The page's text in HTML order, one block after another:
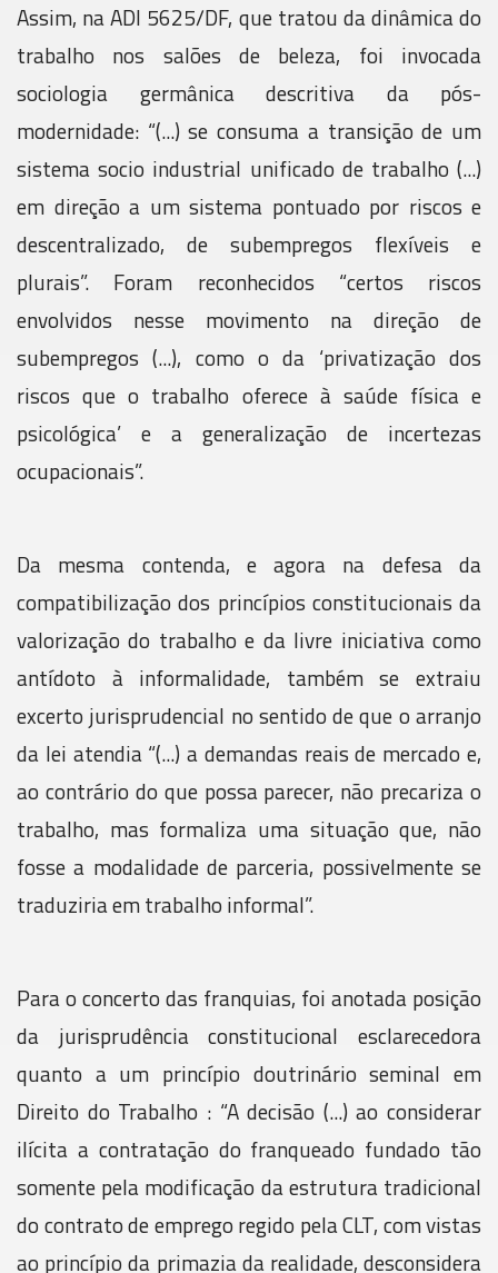
Assim, na ADI 5625/DF, que tratou da dinâmica do
trabalho nos salões de beleza, foi invocada
sociologia germânica descritiva da pós-
modernidade: “(...) se consuma a transição de um
sistema socio industrial unificado de trabalho (...)
em direção a um sistema pontuado por riscos e
descentralizado, de subempregos flexíveis e
plurais”. Foram reconhecidos “certos riscos
envolvidos nesse movimento na direção de
subempregos (...), como o da ‘privatização dos
riscos que o trabalho oferece à saúde física e
psicológica’ e a generalização de incertezas
ocupacionais”.
Da mesma contenda, e agora na defesa da
compatibilização dos princípios constitucionais da
valorização do trabalho e da livre iniciativa como
antídoto à informalidade, também se extraiu
excerto jurisprudencial no sentido de que o arranjo
da lei atendia “(...) a demandas reais de mercado e,
ao contrário do que possa parecer, não precariza o
trabalho, mas formaliza uma situação que, não
fosse a modalidade de parceria, possivelmente se
traduziria em trabalho informal”.
Para o concerto das franquias, foi anotada posição
da jurisprudência constitucional esclarecedora
quanto a um princípio doutrinário seminal em
Direito do Trabalho : “A decisão (...) ao considerar
ilícita a contratação do franqueado fundado tão
somente pela modificação da estrutura tradicional
do contrato de emprego regido pela CLT, com vistas
ao princípio da primazia da realidade, desconsidera